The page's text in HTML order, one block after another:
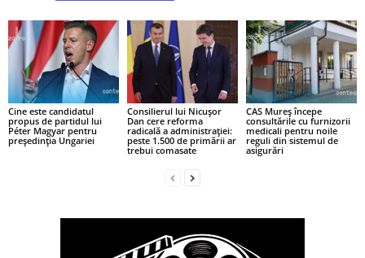
Cine este candidatul
propus de partidul lui
Péter Magyar pentru
președinția Ungariei
Consilierul lui Nicușor
Dan cere reforma
radicală a administrației:
peste 1.500 de primării ar
trebui comasate
CAS Mureș începe
consultările cu furnizorii
medicali pentru noile
reguli din sistemul de
asigurări